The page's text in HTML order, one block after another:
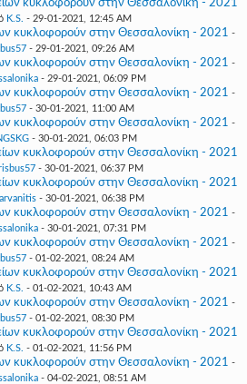
κυκλοφορούν στην Θεσσαλονίκη - 2021
K.S. - 29-01-2021, 12:45 AM
κυκλοφορούν στην Θεσσαλονίκη - 2021 -
- 29-01-2021, 09:26 AM
κυκλοφορούν στην Θεσσαλονίκη - 2021 -
- 29-01-2021, 06:09 PM
κυκλοφορούν στην Θεσσαλονίκη - 2021 -
- 30-01-2021, 11:00 AM
κυκλοφορούν στην Θεσσαλονίκη - 2021 -
- 30-01-2021, 06:03 PM
κυκλοφορούν στην Θεσσαλονίκη - 2021
- 30-01-2021, 06:37 PM
κυκλοφορούν στην Θεσσαλονίκη - 2021
- 30-01-2021, 06:38 PM
κυκλοφορούν στην Θεσσαλονίκη - 2021 -
- 30-01-2021, 07:31 PM
κυκλοφορούν στην Θεσσαλονίκη - 2021 -
- 01-02-2021, 08:24 AM
κυκλοφορούν στην Θεσσαλονίκη - 2021
K.S. - 01-02-2021, 10:43 AM
κυκλοφορούν στην Θεσσαλονίκη - 2021 -
- 01-02-2021, 08:30 PM
κυκλοφορούν στην Θεσσαλονίκη - 2021
K.S. - 01-02-2021, 11:56 PM
κυκλοφορούν στην Θεσσαλονίκη - 2021 -
- 04-02-2021, 08:51 AM